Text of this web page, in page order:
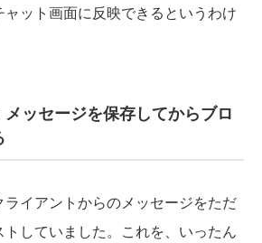
ット画面に反映できるというわけ
ッセージを保存してからブロ
イアントからのメッセージをただ
していました。これを、いったん